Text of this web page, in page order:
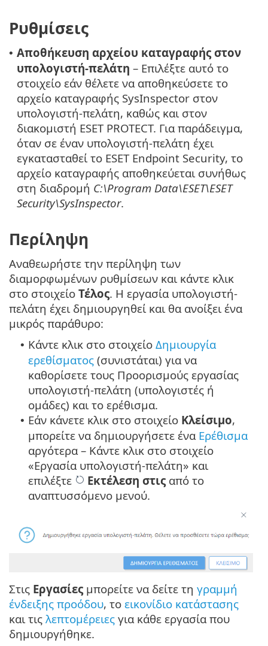
Ρυθμίσεις
• Αποθήκευση αρχείου καταγραφής στον
υπολογιστή-πελάτη – Επιλέξτε αυτό το
στοιχείο εάν θέλετε να αποθηκεύσετε το
αρχείο καταγραφής SysInspector στον
υπολογιστή-πελάτη, καθώς και στον
διακομιστή ESET PROTECT. Για παράδειγμα,
όταν σε έναν υπολογιστή-πελάτη έχει
εγκατασταθεί το ESET Endpoint Security, το
αρχείο καταγραφής αποθηκεύεται συνήθως
στη διαδρομή C:\Program Data\ESET\ESET
Security\SysInspector.
Περίληψη
Αναθεωρήστε την περίληψη των
διαμορφωμένων ρυθμίσεων και κάντε κλικ
στο στοιχείο Τέλος. Η εργασία υπολογιστή-
πελάτη έχει δημιουργηθεί και θα ανοίξει ένα
μικρός παράθυρο:
• Κάντε κλικ στο στοιχείο Δημιουργία
ερεθίσματος (συνιστάται) για να
καθορίσετε τους Προορισμούς εργασίας
υπολογιστή-πελάτη (υπολογιστές ή
ομάδες) και το ερέθισμα.
• Εάν κάνετε κλικ στο στοιχείο Κλείσιμο,
μπορείτε να δημιουργήσετε ένα Ερέθισμα
αργότερα – Κάντε κλικ στο στοιχείο
«Εργασία υπολογιστή-πελάτη» και
επιλέξτε
Εκτέλεση στις από το
αναπτυσσόμενο μενού.
Στις Εργασίες μπορείτε να δείτε τη γραμμή
ένδειξης προόδου, το εικονίδιο κατάστασης
και τις λεπτομέρειες για κάθε εργασία που
δημιουργήθηκε.